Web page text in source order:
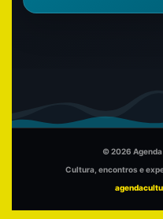
© 2026
Cultura, encontros e